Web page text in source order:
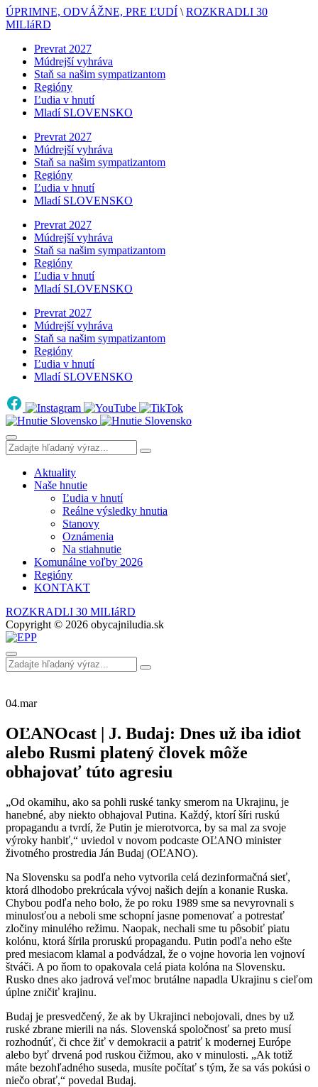
ÚPRIMNE, ODVÁŽNE, PRE ĽUDÍ \ ROZKRADLI 30
MILIáRD
Prevrat 2027
Múdrejší vyhráva
Staň sa našim sympatizantom
Regióny
Ľudia v hnutí
Mladí SLOVENSKO
Prevrat 2027
Múdrejší vyhráva
Staň sa našim sympatizantom
Regióny
Ľudia v hnutí
Mladí SLOVENSKO
Prevrat 2027
Múdrejší vyhráva
Staň sa našim sympatizantom
Regióny
Ľudia v hnutí
Mladí SLOVENSKO
Prevrat 2027
Múdrejší vyhráva
Staň sa našim sympatizantom
Regióny
Ľudia v hnutí
Mladí SLOVENSKO
Aktuality
Naše hnutie
Ľudia v hnutí
Reálne výsledky hnutia
Stanovy
Oznámenia
Na stiahnutie
Komunálne voľby 2026
Regióny
KONTAKT
ROZKRADLI 30 MILIáRD
Copyright © 2026 obycajniludia.sk
04.mar
OĽANOcast | J. Budaj: Dnes už iba idiot
alebo Rusmi platený človek môže
obhajovať túto agresiu
„Od okamihu, ako sa pohli ruské tanky smerom na Ukrajinu, je
hanebné, aby niekto obhajoval Putina. Každý, ktorí šíri ruskú
propagandu a tvrdí, že Putin je mierotvorca, by sa mal za svoje
výroky hanbiť,“ uviedol v novom podcaste OĽANO minister
životného prostredia Ján Budaj (OĽANO).
Na Slovensku sa podľa neho vytvorila celá dezinformačná sieť,
ktorá dlhodobo prekrúcala vývoj našich dejín a konanie Ruska.
Chybou podľa neho bolo, že po roku 1989 sme sa nevyrovnali s
minulosťou a neboli sme schopní jasne pomenovať a potrestať
zločiny minulého režimu. Naopak, nechali sme tu pôsobiť piatu
kolónu, ktorá šírila proruskú propagandu. Putin podľa neho ešte
pred mesiacom klamal a podvádzal, že o vojne hovoria len vojnoví
štváči. A po ňom to opakovala celá piata kolóna na Slovensku.
Rusko dnes ako jadrová veľmoc brutálne napadla Ukrajinu s cieľom
úplne zničiť krajinu.
Budaj je presvedčený, že ak by Ukrajinci nebojovali, dnes by už
ruské zbrane mierili na nás. Slovenská spoločnosť sa preto musí
rozhodnúť, či chce žiť v demokracii a patriť k modernej Európe
alebo byť drvená pod ruskou čižmou, ako v minulosti. „Ak totiž
máte bezohľadného suseda, musíte počítať s tým, že sa vás pokúsi o
niečo obrať,“ povedal Budaj.